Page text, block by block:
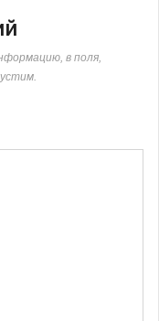
в поля,